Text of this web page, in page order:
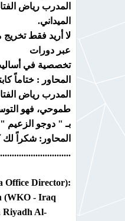
المدرب رياض
الميداني.
لا أريد فقط
عبر دورات
تخصصية في أساليب
المحاور : ختاماً
المدرب رياض
طموحي، فهو
بـ " دوجو الزعيم
المحاور: شكراً
Office Director):
(WKO - Iraq
Riyadh Al-